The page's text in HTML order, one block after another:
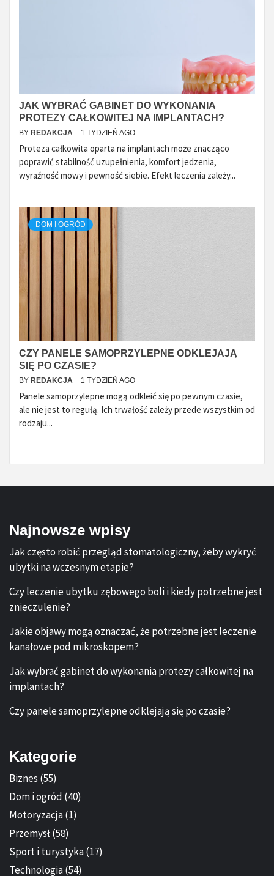
JAK WYBRAĆ GABINET DO WYKONANIA
PROTEZY CAŁKOWITEJ NA IMPLANTACH?
BY REDAKCJA 1 TYDZIEŃ AGO
Proteza całkowita oparta na implantach może znacząco
poprawić stabilność uzupełnienia, komfort jedzenia,
wyraźność mowy i pewność siebie. Efekt leczenia zależy...
DOM I OGRÓD
CZY PANELE SAMOPRZYLEPNE ODKLEJAJĄ
SIĘ PO CZASIE?
BY REDAKCJA 1 TYDZIEŃ AGO
Panele samoprzylepne mogą odkleić się po pewnym czasie,
ale nie jest to regułą. Ich trwałość zależy przede wszystkim od
rodzaju...
Najnowsze wpisy
Jak często robić przegląd stomatologiczny, żeby wykryć
ubytki na wczesnym etapie?
Czy leczenie ubytku zębowego boli i kiedy potrzebne jest
znieczulenie?
Jakie objawy mogą oznaczać, że potrzebne jest leczenie
kanałowe pod mikroskopem?
Jak wybrać gabinet do wykonania protezy całkowitej na
implantach?
Czy panele samoprzylepne odklejają się po czasie?
Kategorie
Biznes (55)
Dom i ogród (40)
Motoryzacja(1)
Przemysł(58)
Sport i turystyka(17)
Technologia(54)